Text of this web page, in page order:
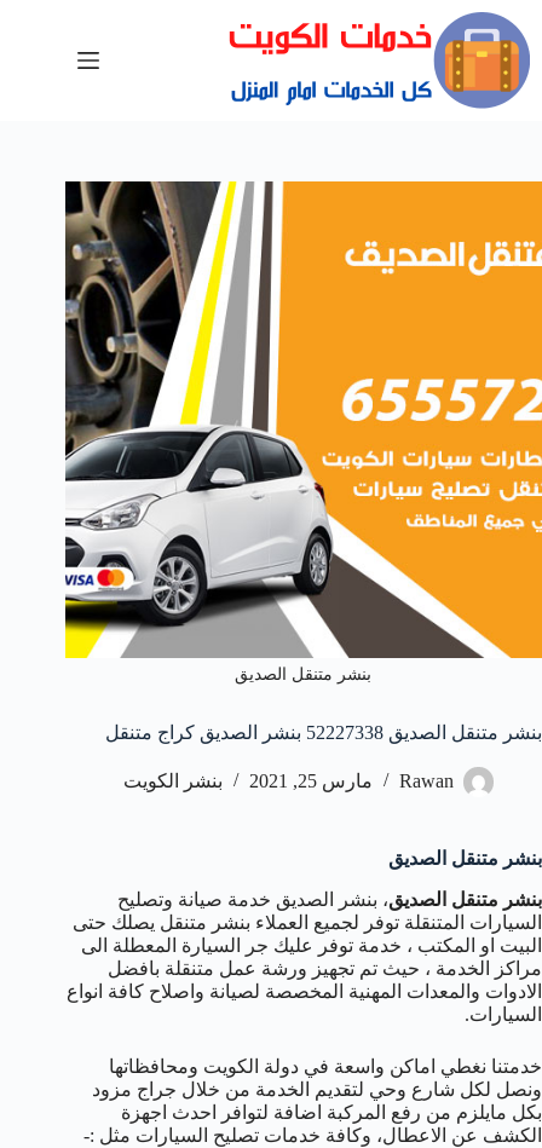
بنشر متنقل الصديق
بنشر متنقل الصديق 52227338 بنشر الصديق كراج متنقل
Rawan مارس 25, 2021 بنشر الكويت
بنشر متنقل الصديق
بنشر متنقل الصديق، بنشر الصديق خدمة صيانة وتصليح
السيارات المتنقلة توفر لجميع العملاء بنشر متنقل يصلك حتى
البيت او المكتب ، خدمة توفر عليك جر السيارة المعطلة الى
مراكز الخدمة ، حيث تم تجهيز ورشة عمل متنقلة بافضل
الادوات والمعدات المهنية المخصصة لصيانة واصلاح كافة انواع
السيارات.
خدمتنا نغطي اماكن واسعة في دولة الكويت ومحافظاتها
ونصل لكل شارع وحي لتقديم الخدمة من خلال جراج مزود
بكل مايلزم من رفع المركبة اضافة لتوافر احدث اجهزة
الكشف عن الاعطال، وكافة خدمات تصليح السيارات مثل :-